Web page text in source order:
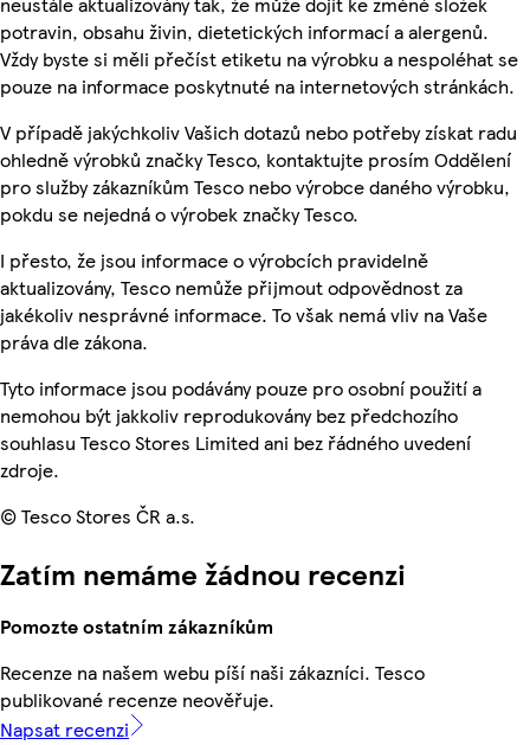
potravin, obsahu živin, dietetických informací a alergenů.
Vždy byste si měli přečíst etiketu na výrobku a nespoléhat se
pouze na informace poskytnuté na internetových stránkách.
V případě jakýchkoliv Vašich dotazů nebo potřeby získat radu
ohledně výrobků značky Tesco, kontaktujte prosím Oddělení
pro služby zákazníkům Tesco nebo výrobce daného výrobku,
pokdu se nejedná o výrobek značky Tesco.
I přesto, že jsou informace o výrobcích pravidelně
aktualizovány, Tesco nemůže přijmout odpovědnost za
jakékoliv nesprávné informace. To však nemá vliv na Vaše
práva dle zákona.
Tyto informace jsou podávány pouze pro osobní použití a
nemohou být jakkoliv reprodukovány bez předchozího
souhlasu Tesco Stores Limited ani bez řádného uvedení
zdroje.
© Tesco Stores ČR a.s.
Zatím nemáme žádnou recenzi
Pomozte ostatním zákazníkům
Recenze na našem webu píší naši zákazníci. Tesco
publikované recenze neověřuje.
Napsat recenzi